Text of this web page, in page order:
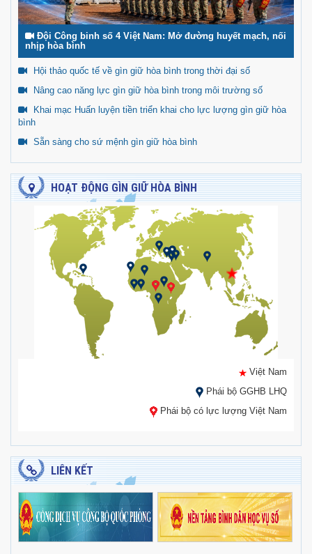
Đội Công binh số 4 Việt Nam: Mở đường huyết mạch, nối
nhịp hòa bình
Hội thảo quốc tế về gìn giữ hòa bình trong thời đại số
Nâng cao năng lực gìn giữ hòa bình trong môi trường số
Khai mạc Huấn luyện tiền triển khai cho lực lượng gìn giữ hòa
bình
Sẵn sàng cho sứ mệnh gìn giữ hòa bình
HOẠT ĐỘNG GÌN GIỮ HÒA BÌNH
Việt Nam
Phái bộ GGHB LHQ
Phái bộ có lực lượng Việt Nam
LIÊN KẾT